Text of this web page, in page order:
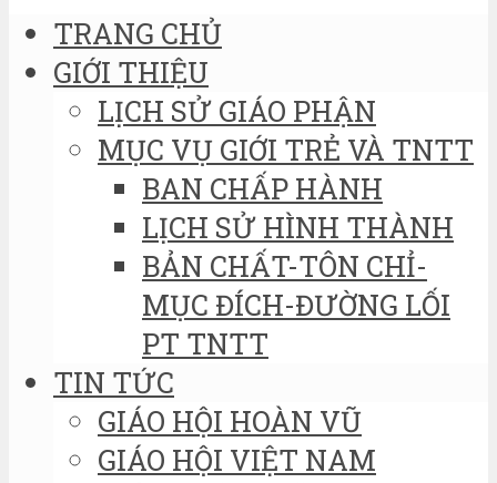
TRANG CHỦ
GIỚI THIỆU
LỊCH SỬ GIÁO PHẬN
MỤC VỤ GIỚI TRẺ VÀ TNTT
BAN CHẤP HÀNH
LỊCH SỬ HÌNH THÀNH
BẢN CHẤT-TÔN CHỈ-
MỤC ĐÍCH-ĐƯỜNG LỐI
PT TNTT
TIN TỨC
GIÁO HỘI HOÀN VŨ
GIÁO HỘI VIỆT NAM